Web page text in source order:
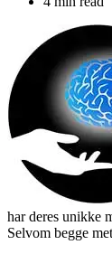
har deres unikke
Selvom begge